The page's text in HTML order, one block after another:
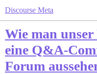
Discourse Meta
Wie man
eine Q&A-
Forum